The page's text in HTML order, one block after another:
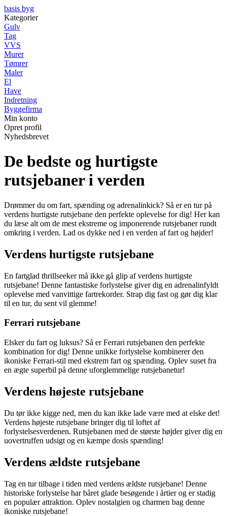
basis byg
Kategorier
Gulv
Tag
VVS
Murer
Tømrer
Maler
El
Have
Indretning
Byggefirma
Min konto
Opret profil
Nyhedsbrevet
De bedste og hurtigste
rutsjebaner i verden
Drømmer du om fart, spænding og adrenalinkick? Så er en tur på
verdens hurtigste rutsjebane den perfekte oplevelse for dig! Her kan
du læse alt om de mest ekstreme og imponerende rutsjebaner rundt
omkring i verden. Lad os dykke ned i en verden af fart og højder!
Verdens hurtigste rutsjebane
En fartglad thrillseeker må ikke gå glip af verdens hurtigste
rutsjebane! Denne fantastiske forlystelse giver dig en adrenalinfyldt
oplevelse med vanvittige fartrekorder. Strap dig fast og gør dig klar
til en tur, du sent vil glemme!
Ferrari rutsjebane
Elsker du fart og luksus? Så er Ferrari rutsjebanen den perfekte
kombination for dig! Denne unikke forlystelse kombinerer den
ikoniske Ferrari-stil med ekstrem fart og spænding. Oplev suset fra
en ægte superbil på denne uforglemmelige rutsjebanetur!
Verdens højeste rutsjebane
Du tør ikke kigge ned, men du kan ikke lade være med at elske det!
Verdens højeste rutsjebane bringer dig til loftet af
forlystelsesverdenen. Rutsjebanen med de største højder giver dig en
uovertruffen udsigt og en kæmpe dosis spænding!
Verdens ældste rutsjebane
Tag en tur tilbage i tiden med verdens ældste rutsjebane! Denne
historiske forlystelse har båret glade besøgende i årtier og er stadig
en populær attraktion. Oplev nostalgien og charmen bag denne
ikoniske rutsjebane!